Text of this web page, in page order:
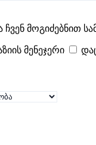
- 6
ქუთაისში
ვაკანსიები
მოგიძებნით
მენეჯერი